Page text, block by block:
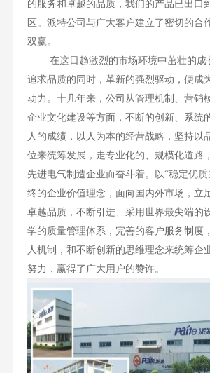
的服务和卓越的品质，我们的产品已出口
区。派特公司与广大客户建立了密切的合
双赢。
在这日趋激烈的市场环境中茁壮的成
追求品质的同时，革新的强烈驱动，便成
动力。十几年来，公司从管理机制、营销
企业文化建设等方面，不断的创新、系统
人的成绩，以人为本的经营战略，坚持以
位来统筹发展，走专业化的、规模化道路
先进电气制造企业而奋斗着。以“稳定优
终的企业价值理念，面向国内外市场，立
卓越品质，不断引进、采用世界最尖端的
学的质量管理体系，完善的客户服务制度
人机制，和不断创新的思维理念来统筹企
努力，赢得了广大用户的赞许。